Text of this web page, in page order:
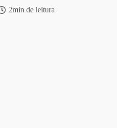
2min de leitura